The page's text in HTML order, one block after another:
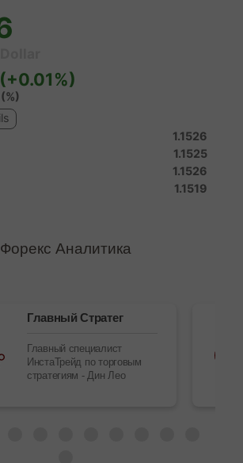
Форекс Аналитика
Главный Стратег
Главный специалист
ИнстаТрейд по торговым
стратегиям - Дин Лео